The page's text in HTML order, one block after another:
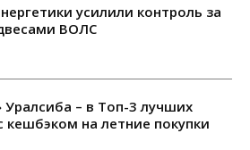
усилили контроль за
ВОЛС
– в Топ-3 лучших
кешбэком на летние покупки